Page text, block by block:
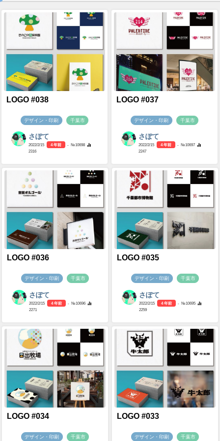
LOGO #038
デザイン・印刷 千葉市
さぽて
2022/2/15 4 年前
- №10698
2316
LOGO #037
デザイン・印刷 千葉市
さぽて
2022/2/15 4 年前
- №10697
2247
LOGO #036
デザイン・印刷 千葉市
さぽて
2022/2/15 4 年前
- №10696
2271
LOGO #035
デザイン・印刷 千葉市
さぽて
2022/2/15 4 年前
- №10695
2259
LOGO #034
デザイン・印刷 千葉市
LOGO #033
デザイン・印刷 千葉市